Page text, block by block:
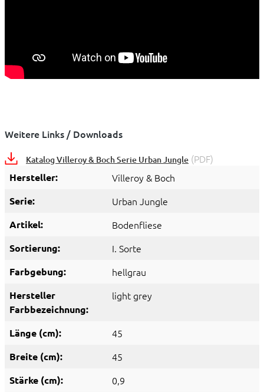
Weitere Links / Downloads
Katalog Villeroy & Boch Serie Urban Jungle (PDF)
Hersteller: Villeroy & Boch
Serie: Urban Jungle
Artikel: Bodenfliese
Sortierung: I. Sorte
Farbgebung: hellgrau
Hersteller
Farbbezeichnung:
light grey
Länge (cm): 45
Breite (cm): 45
Stärke (cm): 0,9